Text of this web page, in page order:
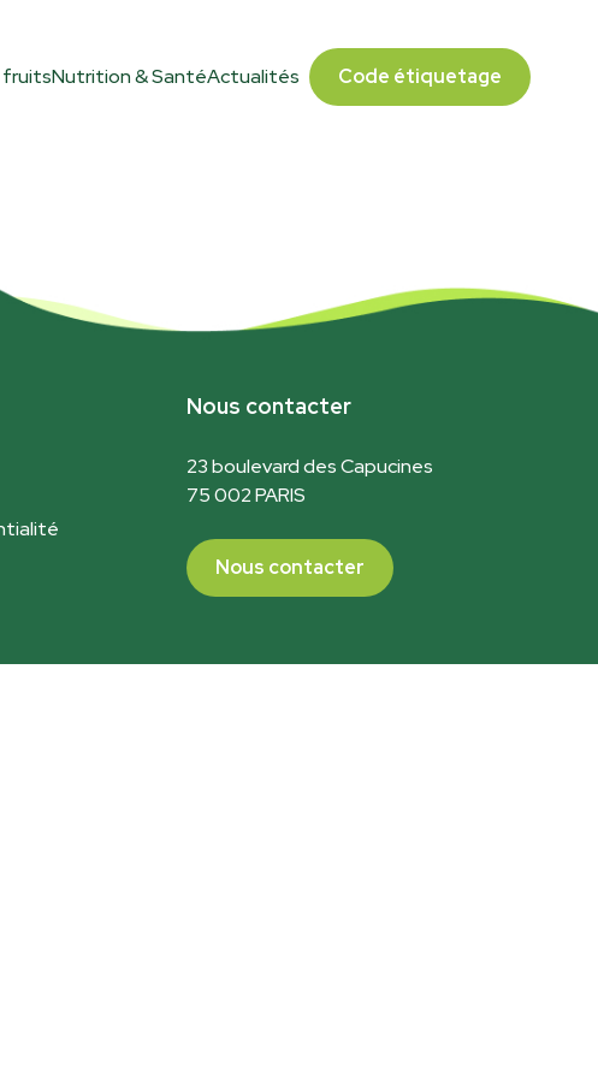
fruitsNutrition & SantéActualités Code étiquetage
Nous contacter
23 boulevard des Capucines
75 002 PARIS
Nous contacter